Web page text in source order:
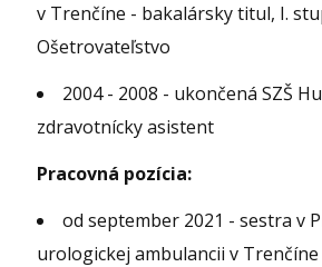
v Trenčíne - bakalársky titul, I.
Ošetrovateľstvo
2004 - 2008 - ukončená SZŠ
zdravotnícky asistent
Pracovná pozícia:
od september 2021 - sestra v
urologickej ambulancii v Trenčíne